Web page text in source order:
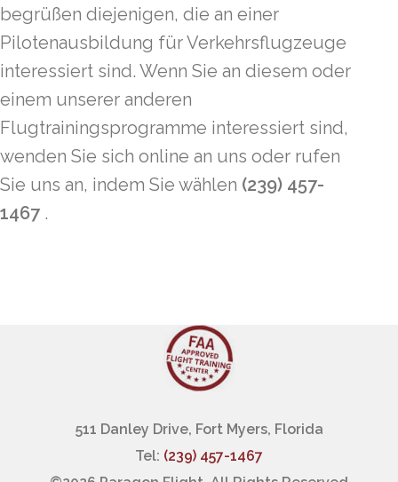
begrüßen diejenigen, die an einer
Pilotenausbildung für Verkehrsflugzeuge
interessiert sind. Wenn Sie an diesem oder
einem unserer anderen
Flugtrainingsprogramme interessiert sind,
wenden Sie sich online an uns oder rufen
Sie uns an, indem Sie wählen (239) 457-
1467 .
511 Danley Drive, Fort Myers, Florida
Tel: (239) 457-1467